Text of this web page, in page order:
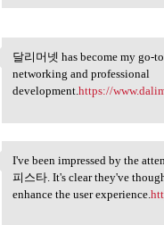
달리머넷 has become
달리머넷 has become my go-
networking and professional
development. https://
I've been impressed by
I've been impressed by the
피스타. It's clear they've
enhance the user experience.